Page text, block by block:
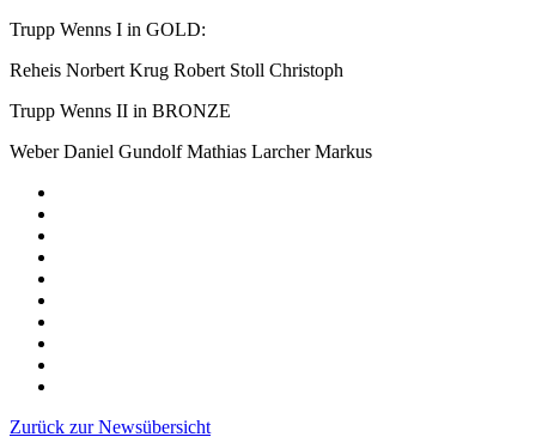
Trupp Wenns I in GOLD:
Reheis Norbert Krug Robert Stoll Christoph
Trupp Wenns II in BRONZE
Weber Daniel Gundolf Mathias Larcher Markus
Zurück zur Newsübersicht